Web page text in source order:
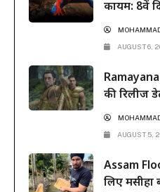
कायम: 8वें
AUGUST 6,
की रिलीज
AUGUST 5,
Assam
लिए मसीहा